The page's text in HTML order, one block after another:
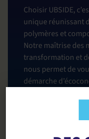
Choisir UBSIDE,
unique réunissant
polymères et
Notre maîtrise des
transformation et
nous permet de
démarche
cycle de vie, nous
bien plus fiables